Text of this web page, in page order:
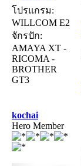
โปรแกรม:
WILLCOM E2
จักรปัก:
AMAYA XT -
RICOMA -
BROTHER
GT3
kochai
Hero Member